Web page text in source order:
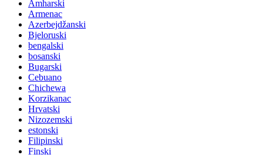
Amharski
Armenac
Azerbejdžanski
Bjeloruski
bengalski
bosanski
Bugarski
Cebuano
Chichewa
Korzikanac
Hrvatski
Nizozemski
estonski
Filipinski
Finski